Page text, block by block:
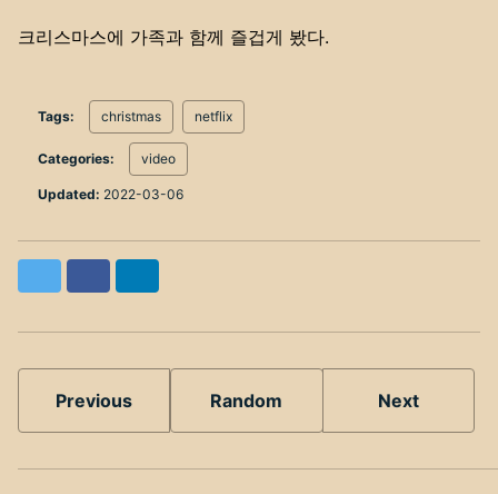
크리스마스에 가족과 함께 즐겁게 봤다.
Tags: christmas netflix
Categories: video
Updated: 2022-03-06
Previous Random Next